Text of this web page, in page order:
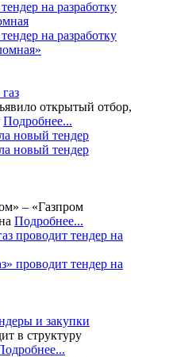
на разработку
открытый отбор,
Подробнее...
новый тендер
– «Газпром
Подробнее...
проводит тендер на
и закупки
в структуру